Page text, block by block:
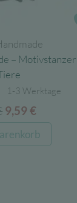
– Motivstanzer
1-3 Werktage
Ursprünglicher
Preis
war:
9,59€
Preis
ist: